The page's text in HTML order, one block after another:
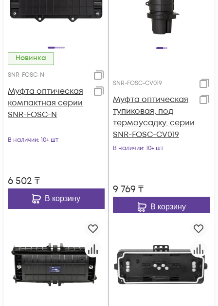
Новинка
SNR-FOSC-N
Муфта оптическая
компактная серии
SNR-FOSC-N
В наличии: 10+ шт
6 502 ₸
В корзину
SNR-FOSC-CV019
Муфта оптическая
тупиковая, под
термоусадку, серии
SNR-FOSC-CV019
В наличии: 10+ шт
9 769 ₸
В корзину